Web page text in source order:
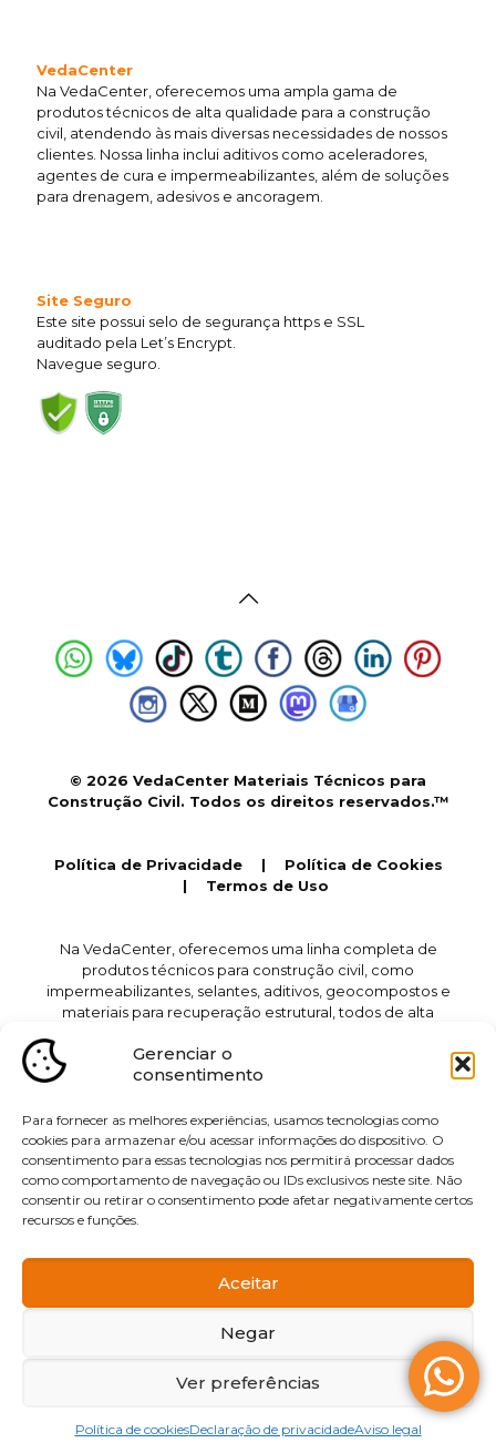
Gerenciar o
consentimento
Para fornecer as melhores experiências, usamos tecnologias como
cookies para armazenar e/ou acessar informações do dispositivo. O
consentimento para essas tecnologias nos permitirá processar dados
como comportamento de navegação ou IDs exclusivos neste site. Não
consentir ou retirar o consentimento pode afetar negativamente certos
recursos e funções.
Aceitar
Negar
Ver preferências
Política de cookiesDeclaração de privacidadeAviso legal
VedaCenter
Na VedaCenter, oferecemos uma ampla gama de
produtos técnicos de alta qualidade para a construção
civil, atendendo às mais diversas necessidades de nossos
clientes. Nossa linha inclui aditivos como aceleradores,
agentes de cura e impermeabilizantes, além de soluções
para drenagem, adesivos e ancoragem.
Site Seguro
Este site possui selo de segurança https e SSL
auditado pela Let’s Encrypt.
Navegue seguro.
© 2026 VedaCenter Materiais Técnicos para
Construção Civil. Todos os direitos reservados.™
Política de Privacidade| Política de Cookies
| Termos de Uso
Na VedaCenter, oferecemos uma linha completa de
produtos técnicos para construção civil, como
impermeabilizantes, selantes, aditivos, geocompostos e
materiais para recuperação estrutural, todos de alta
durabilidade das obras. Além disso, prestamos serviços
especializados de impermeabilização para lajes, piscinas,
utilizando técnicas avançadas e materiais de última
geração. Atendemos diversas cidades da região de
Jundiaí, incluindo Itupeva, Vinhedo, Indaiatuba, Itatiba,
Cabreúva, Cajamar, Várzea Paulista, Campo Limpo
Paulista, Jarinu, Francisco Morato e Louveira, sempre com
excelência e compromisso com a qualidade.
Desenvolvimento e Publicidade
Home Produtos Serviços Contato